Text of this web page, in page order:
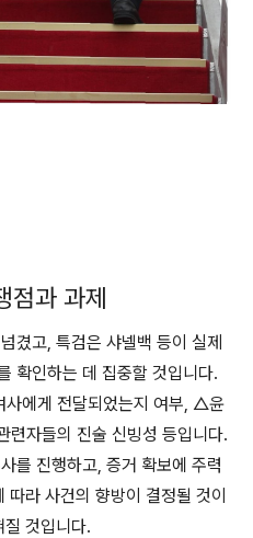
점과 과제
겼고, 특검은 샤넬백 등이 실제
확인하는 데 집중할 것입니다.
에게 전달되었는지 여부, △윤
자들의 진술 신빙성 등입니다.
를 진행하고, 증거 확보에 주력
라 사건의 향방이 결정될 것이
것입니다.